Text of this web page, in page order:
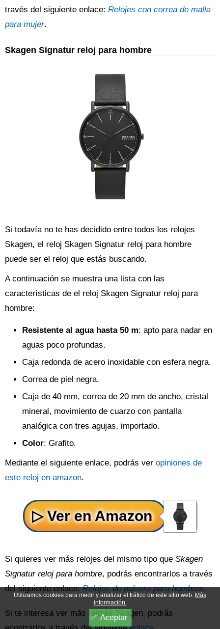
través del siguiente enlace: Relojes con correa de malla
para mujer.
Skagen Signatur reloj para hombre
Si todavía no te has decidido entre todos los relojes
Skagen, el reloj Skagen Signatur reloj para hombre
puede ser el reloj que estás buscando.
A continuación se muestra una lista con las
características de el reloj Skagen Signatur reloj para
hombre:
Resistente al agua hasta 50 m: apto para nadar en
aguas poco profundas.
Caja redonda de acero inoxidable con esfera negra.
Correa de piel negra.
Caja de 40 mm, correa de 20 mm de ancho, cristal
mineral, movimiento de cuarzo con pantalla
analógica con tres agujas, importado.
Color: Grafito.
Mediante el siguiente enlace, podrás ver opiniones de
este reloj en amazon.
Si quieres ver más relojes del mismo tipo que Skagen
Signatur reloj para hombre, podrás encontrarlos a través
del siguiente enlace:Relojes de pulsera para hombres.
Si te interesa ver más relojes Skagen, podrás
Utilizamos cookies para medir y analizar el tráfico de este sitio web. Más
información.
Aceptar